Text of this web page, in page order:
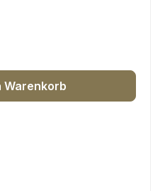
benutze die Schaltflächen
Warenkorb